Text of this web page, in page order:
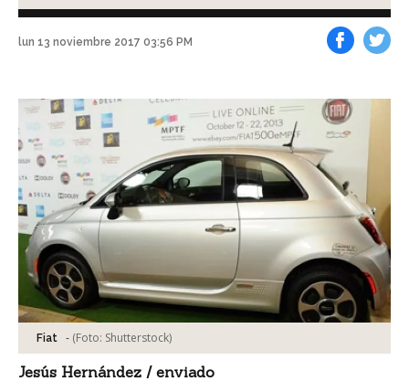
lun 13 noviembre 2017 03:56 PM
Fiat - (Foto: Shutterstock)
Jesús Hernández / enviado